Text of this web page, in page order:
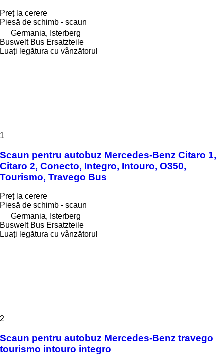
Preț la cerere
Piesă de schimb - scaun
Germania, Isterberg
Buswelt Bus Ersatzteile
Luați legătura cu vânzătorul
1
Scaun pentru autobuz Mercedes-Benz Citaro 1,
Citaro 2, Conecto, Integro, Intouro, O350,
Tourismo, Travego Bus
Preț la cerere
Piesă de schimb - scaun
Germania, Isterberg
Buswelt Bus Ersatzteile
Luați legătura cu vânzătorul
2
Scaun pentru autobuz Mercedes-Benz travego
tourismo intouro integro